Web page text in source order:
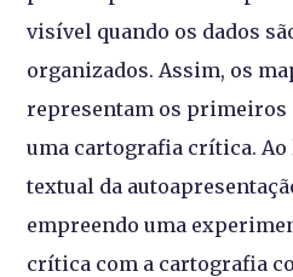
visível quando os dados
organizados. Assim, os
representam os primeiros
uma cartografia crítica. Ao
textual da
empreendo uma
crítica com a cartografia